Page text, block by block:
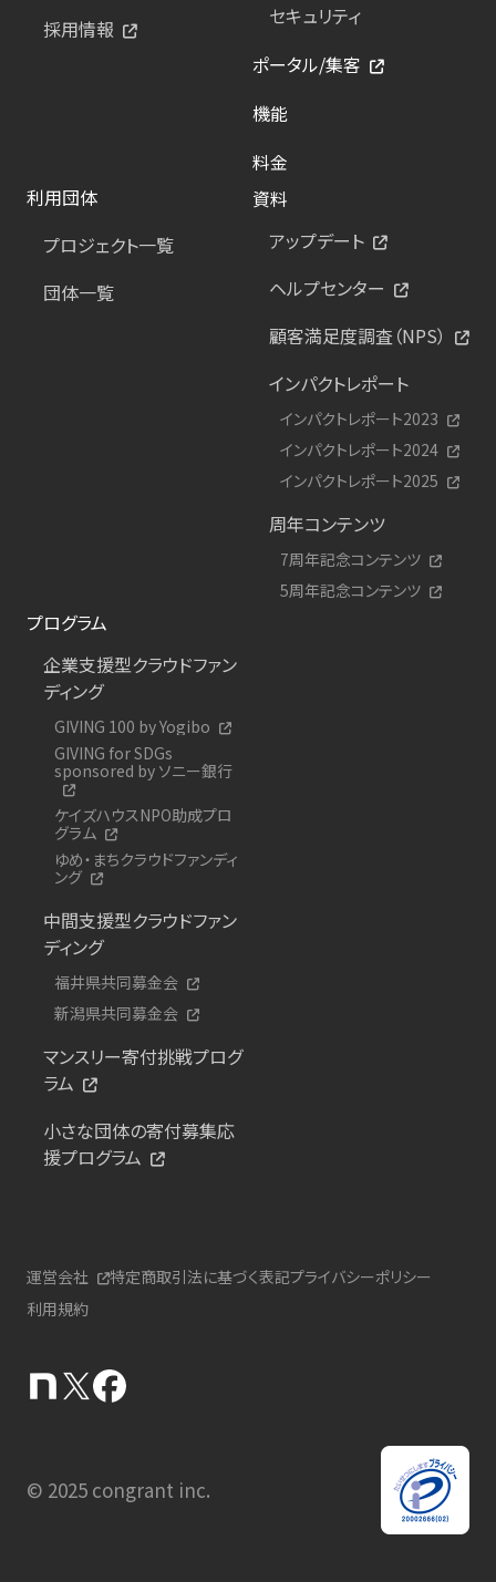
採用情報
セキュリティ
ポータル/集客
機能
料金
利用団体
プロジェクト一覧
団体一覧
資料
アップデート
ヘルプセンター
顧客満足度調査（NPS）
インパクトレポート
インパクトレポート2023
インパクトレポート2024
インパクトレポート2025
周年コンテンツ
7周年記念コンテンツ
5周年記念コンテンツ
プログラム
企業支援型クラウドファン
ディング
GIVING 100 by Yogibo
GIVING for SDGs
sponsored by ソニー銀行
ケイズハウスNPO助成プロ
グラム
ゆめ・まちクラウドファンディ
ング
中間支援型クラウドファン
ディング
福井県共同募金会
新潟県共同募金会
マンスリー寄付挑戦プログ
ラム
小さな団体の寄付募集応
援プログラム
運営会社 特定商取引法に基づく表記プライバシーポリシー
利用規約
© 2025 congrant inc.